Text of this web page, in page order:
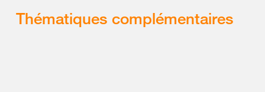
Thématiques complémentaires